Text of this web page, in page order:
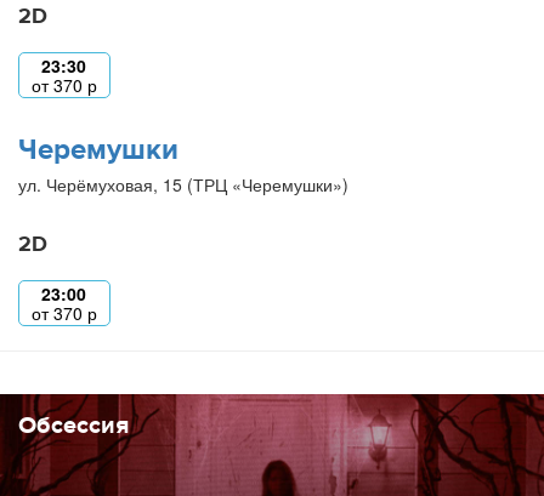
2D
23:30
от370 р
Черемушки
ул. Черёмуховая, 15 (ТРЦ «Черемушки»)
2D
23:00
от370 р
Обсессия